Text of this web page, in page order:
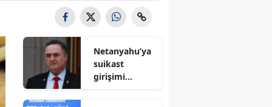
Netanyahu’ya
suikast
girişimi